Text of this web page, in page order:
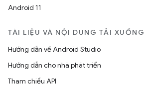
Android 11
TÀI LIỆU VÀ NỘI DUNG TẢI XUỐNG
Hướng dẫn về Android Studio
Hướng dẫn cho nhà phát triển
Tham chiếu API